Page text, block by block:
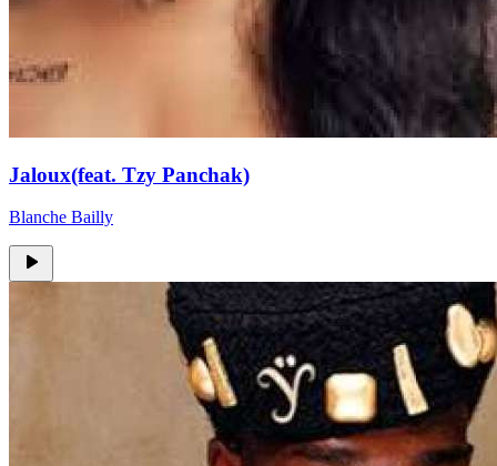
Jaloux(feat. Tzy Panchak)
Blanche Bailly